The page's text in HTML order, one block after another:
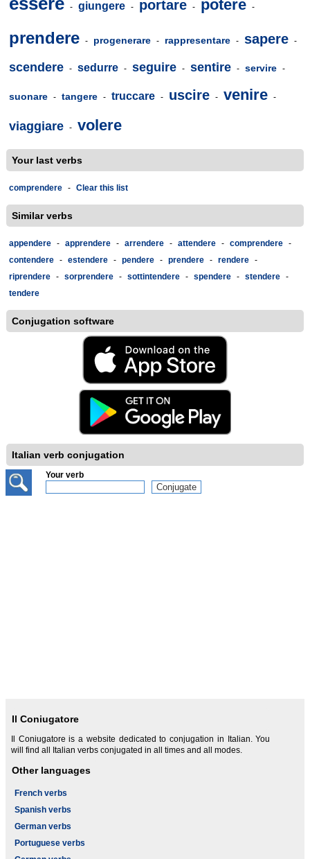
- giungere - portare - potere -
prendere - progenerare - rappresentare - sapere -
scendere - sedurre - seguire - sentire - servire -
suonare - tangere - truccare - uscire - venire -
viaggiare - volere
Your last verbs
comprendere - Clear this list
Similar verbs
appendere - apprendere - arrendere - attendere - comprendere -
contendere - estendere - pendere - prendere - rendere -
riprendere - sorprendere - sottintendere - spendere - stendere -
tendere
Conjugation software
Italian verb conjugation
Your verb
Il Coniugatore
Il Coniugatore is a website dedicated to conjugation in Italian. You
will find all Italian verbs conjugated in all times and all modes.
Other languages
French verbs
Spanish verbs
German verbs
Portuguese verbs